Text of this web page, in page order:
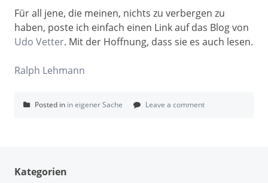
Für all jene, die meinen, nichts zu verbergen zu
haben, poste ich einfach einen Link auf das Blog von
Udo Vetter. Mit der Hoffnung, dass sie es auch lesen.
Ralph Lehmann
Posted in in eigener Sache Leave a comment
Kategorien